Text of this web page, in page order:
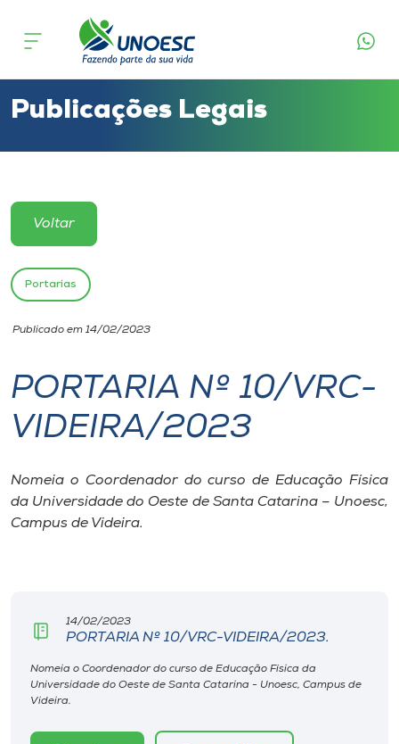
Cursos
Atendimento ao Estudante
Portal de Ensino
Unoesc
Internacionalização
I.nova
Diplomados
Editora
Publicações Legais
Voltar
Portarias
Publicado em 14/02/2023
PORTARIA Nº 10/VRC-
VIDEIRA/2023
Nomeia o Coordenador do curso de Educação Física
da Universidade do Oeste de Santa Catarina – Unoesc,
Campus de Videira.
14/02/2023
PORTARIA Nº 10/VRC-VIDEIRA/2023.
Nomeia o Coordenador do curso de Educação Física da
Universidade do Oeste de Santa Catarina - Unoesc, Campus de
Videira.